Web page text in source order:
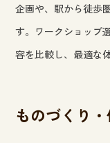
企画や、駅から徒歩
す。ワークショップ
容を比較し、最適な
ものづくり